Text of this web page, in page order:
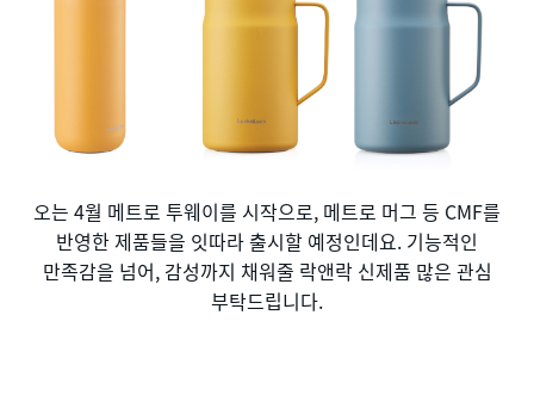
오는 4월 메트로 투웨이를 시작으로, 메트로 머그 등 CMF를
반영한 제품들을 잇따라 출시할 예정인데요. 기능적인
만족감을 넘어, 감성까지 채워줄 락앤락 신제품 많은 관심
부탁드립니다.